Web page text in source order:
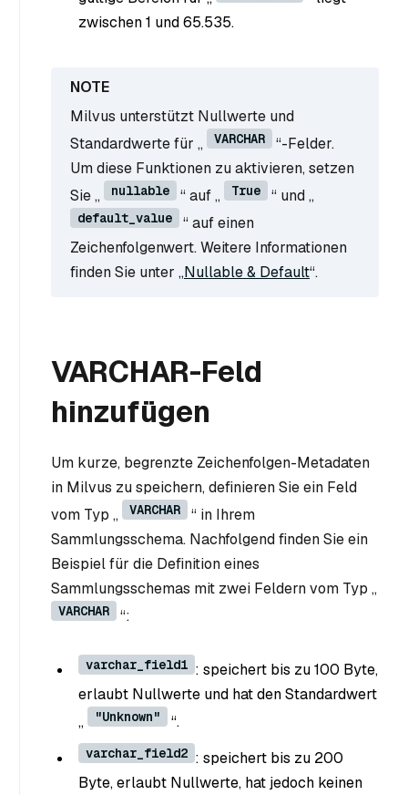
zwischen 1 und 65.535.
Milvus unterstützt Nullwerte und
Standardwerte für „
VARCHAR
“-Felder.
Um diese Funktionen zu aktivieren, setzen
Sie „
nullable “ auf „ True “ und „
default_value
“ auf einen
Zeichenfolgenwert. Weitere Informationen
finden Sie unter „Nullable & Default“.
VARCHAR-Feld
hinzufügen
Um kurze, begrenzte Zeichenfolgen-Metadaten
in Milvus zu speichern, definieren Sie ein Feld
vom Typ „
VARCHAR
“ in Ihrem
Sammlungsschema. Nachfolgend finden Sie ein
Beispiel für die Definition eines
Sammlungsschemas mit zwei Feldern vom Typ „
VARCHAR “:
varchar_field1 : speichert bis zu 100 Byte,
erlaubt Nullwerte und hat den Standardwert
„
"Unknown" “.
varchar_field2 : speichert bis zu 200
Byte, erlaubt Nullwerte, hat jedoch keinen